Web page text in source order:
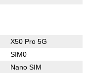
X50 Pro 5G
SIM0
Nano SIM